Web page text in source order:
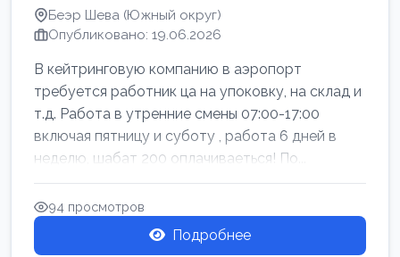
Беэр Шева (Южный округ)
Опубликовано: 19.06.2026
В кейтринговую компанию в аэропорт
требуется работник ца на упоковку, на склад и
т.д. Работа в утренние смены 07:00-17:00
включая пятницу и суботу , работа 6 дней в
неделю, шабат 200 оплачиваеться! По...
94 просмотров
Подробнее